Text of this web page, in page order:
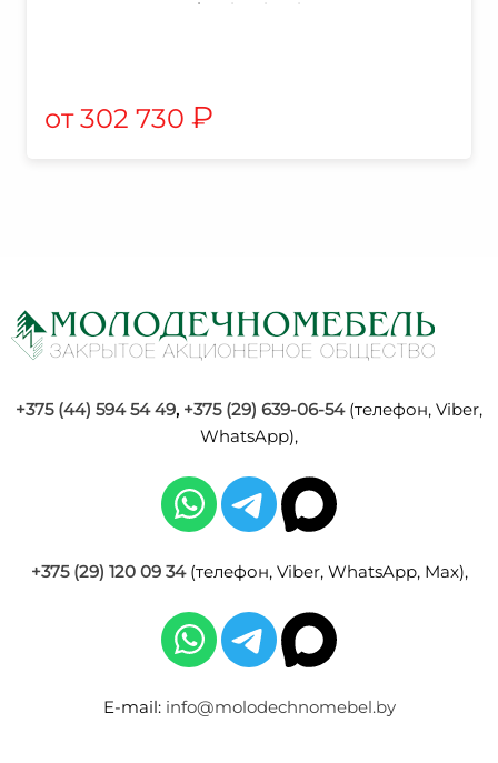
302 730 ₽
+375 (44) 594 54 49, +375 (29) 639-06-54(телефон, Viber,
WhatsApp),
+375 (29) 120 09 34(телефон, Viber, WhatsApp, Max),
E-mail: info@molodechnomebel.by